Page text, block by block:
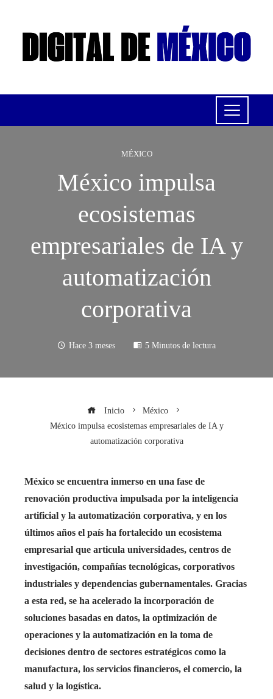
MÉXICO
México impulsa
ecosistemas
empresariales de IA y
automatización
corporativa
Hace 3 meses 5 Minutos de lectura
Inicio
México
México impulsa ecosistemas empresariales de IA y
automatización corporativa
México se encuentra inmerso en una fase de
renovación productiva impulsada por la inteligencia
artificial y la automatización corporativa, y en los
últimos años el país ha fortalecido un ecosistema
empresarial que articula universidades, centros de
investigación, compañías tecnológicas, corporativos
industriales y dependencias gubernamentales. Gracias
a esta red, se ha acelerado la incorporación de
soluciones basadas en datos, la optimización de
operaciones y la automatización en la toma de
decisiones dentro de sectores estratégicos como la
manufactura, los servicios financieros, el comercio, la
salud y la logística.